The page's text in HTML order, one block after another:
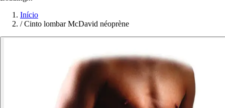
Início
/ Cinto lombar McDavid néoprène